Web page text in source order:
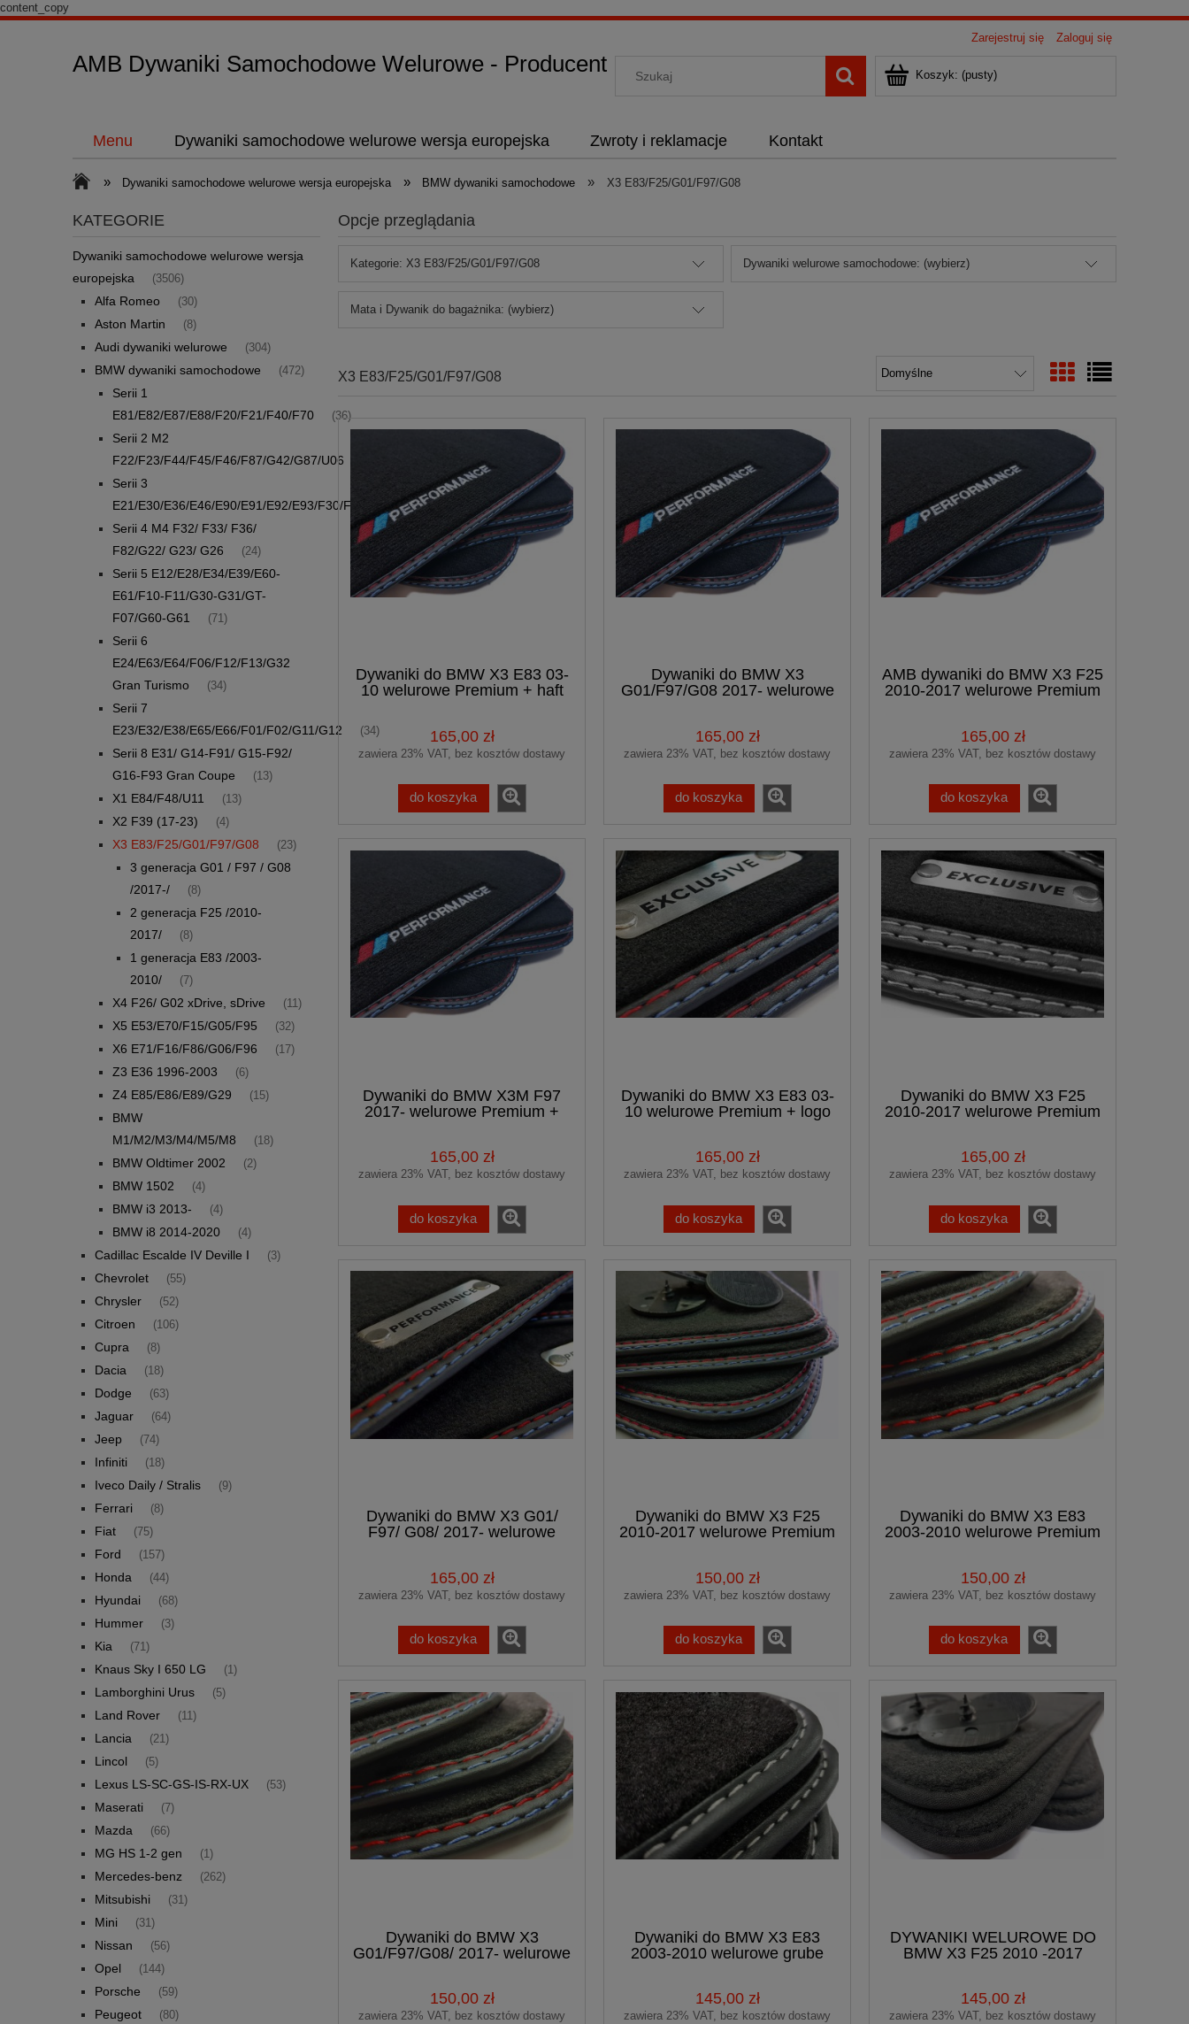
content_copy
Zarejestruj się Zaloguj się
AMB Dywaniki Samochodowe Welurowe - Producent Koszyk: (pusty)
Menu Dywaniki samochodowe welurowe wersja europejska Zwroty i reklamacje Kontakt
» Dywaniki samochodowe welurowe wersja europejska » BMW dywaniki samochodowe » X3 E83/F25/G01/F97/G08
KATEGORIE
Dywaniki samochodowe welurowe wersja
europejska
(3506)
Alfa Romeo (30)
Aston Martin (8)
Audi dywaniki welurowe (304)
BMW dywaniki samochodowe (472)
Serii 1
E81/E82/E87/E88/F20/F21/F40/F70
(36)
Serii 2 M2
F22/F23/F44/F45/F46/F87/G42/G87/U06
Serii 3
E21/E30/E36/E46/E90/E91/E92/E93/F30/F31/G20/G21/G28/G80/F34
Serii 4 M4 F32/ F33/ F36/
F82/G22/ G23/ G26
(24)
Serii 5 E12/E28/E34/E39/E60-
E61/F10-F11/G30-G31/GT-
F07/G60-G61
(71)
Serii 6
E24/E63/E64/F06/F12/F13/G32
Gran Turismo
(34)
Serii 7
E23/E32/E38/E65/E66/F01/F02/G11/G12
(34)
Serii 8 E31/ G14-F91/ G15-F92/
G16-F93 Gran Coupe
(13)
X1 E84/F48/U11 (13)
X2 F39 (17-23) (4)
X3 E83/F25/G01/F97/G08 (23)
3 generacja G01 / F97 / G08
/2017-/
(8)
2 generacja F25 /2010-
2017/
(8)
1 generacja E83 /2003-
2010/
(7)
X4 F26/ G02 xDrive, sDrive (11)
X5 E53/E70/F15/G05/F95 (32)
X6 E71/F16/F86/G06/F96 (17)
Z3 E36 1996-2003 (6)
Z4 E85/E86/E89/G29 (15)
BMW
M1/M2/M3/M4/M5/M8
(18)
BMW Oldtimer 2002 (2)
BMW 1502 (4)
BMW i3 2013- (4)
BMW i8 2014-2020 (4)
Cadillac Escalde IV Deville I (3)
Chevrolet (55)
Chrysler (52)
Citroen (106)
Cupra (8)
Dacia (18)
Dodge (63)
Jaguar (64)
Jeep (74)
Infiniti (18)
Iveco Daily / Stralis (9)
Ferrari (8)
Fiat (75)
Ford (157)
Honda (44)
Hyundai (68)
Hummer (3)
Kia (71)
Knaus Sky I 650 LG (1)
Lamborghini Urus (5)
Land Rover (11)
Lancia (21)
Lincol (5)
Lexus LS-SC-GS-IS-RX-UX (53)
Maserati (7)
Mazda (66)
MG HS 1-2 gen (1)
Mercedes-benz (262)
Mitsubishi (31)
Mini (31)
Nissan (56)
Opel (144)
Porsche (59)
Peugeot (80)
Opcje przeglądania
Kategorie: X3 E83/F25/G01/F97/G08 Dywaniki welurowe samochodowe: (wybierz)
Mata i Dywanik do bagażnika: (wybierz)
X3 E83/F25/G01/F97/G08
Dywaniki do BMW X3 E83 03-
10 welurowe Premium + haft
165,00 zł
zawiera 23% VAT, bez kosztów dostawy
do koszyka
Dywaniki do BMW X3
G01/F97/G08 2017- welurowe
165,00 zł
zawiera 23% VAT, bez kosztów dostawy
do koszyka
AMB dywaniki do BMW X3 F25
2010-2017 welurowe Premium
165,00 zł
zawiera 23% VAT, bez kosztów dostawy
do koszyka
Dywaniki do BMW X3M F97
2017- welurowe Premium +
165,00 zł
zawiera 23% VAT, bez kosztów dostawy
do koszyka
Dywaniki do BMW X3 E83 03-
10 welurowe Premium + logo
165,00 zł
zawiera 23% VAT, bez kosztów dostawy
do koszyka
Dywaniki do BMW X3 F25
2010-2017 welurowe Premium
165,00 zł
zawiera 23% VAT, bez kosztów dostawy
do koszyka
Dywaniki do BMW X3 G01/
F97/ G08/ 2017- welurowe
165,00 zł
zawiera 23% VAT, bez kosztów dostawy
do koszyka
Dywaniki do BMW X3 F25
2010-2017 welurowe Premium
150,00 zł
zawiera 23% VAT, bez kosztów dostawy
do koszyka
Dywaniki do BMW X3 E83
2003-2010 welurowe Premium
150,00 zł
zawiera 23% VAT, bez kosztów dostawy
do koszyka
Dywaniki do BMW X3
G01/F97/G08/ 2017- welurowe
150,00 zł
zawiera 23% VAT, bez kosztów dostawy
Dywaniki do BMW X3 E83
2003-2010 welurowe grube
145,00 zł
zawiera 23% VAT, bez kosztów dostawy
DYWANIKI WELUROWE DO
BMW X3 F25 2010 -2017
145,00 zł
zawiera 23% VAT, bez kosztów dostawy